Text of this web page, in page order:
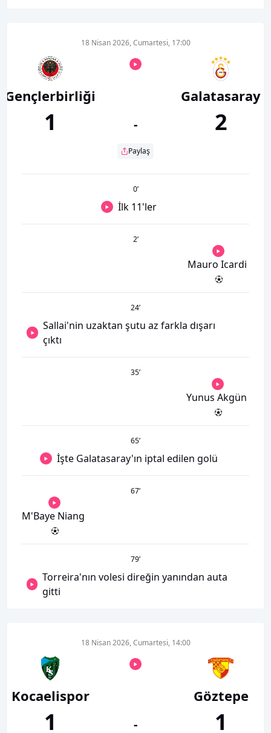
Gençlerbirliği
1
18 Nisan 2026, Cumartesi, 17:00
-
Paylaş
Galatasaray
2
0’
İlk 11'ler
2’
Mauro Icardi
24’
Sallai'nin uzaktan şutu az farkla dışarı
çıktı
35’
Yunus Akgün
65’
İşte Galatasaray'ın iptal edilen golü
67’
M'Baye Niang
79’
Torreira'nın volesi direğin yanından auta
gitti
Kocaelispor
1
18 Nisan 2026, Cumartesi, 14:00
-
Göztepe
1